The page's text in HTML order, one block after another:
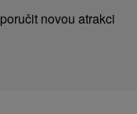
novou atrakci